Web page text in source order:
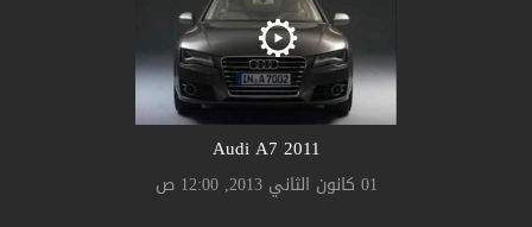
Audi A7 2011
01 كانون الثاني 2013, 12:00 ص